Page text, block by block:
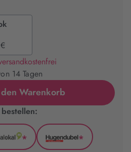
14 Tagen
Warenkorb
GenialLokal
*
Hugendubel
*